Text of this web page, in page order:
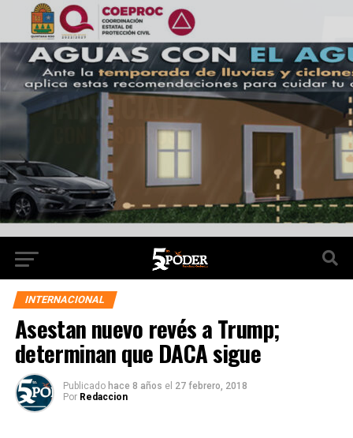
INTERNACIONAL
Asestan nuevo revés a Trump;
determinan que DACA sigue
Publicado hace 8 años el 27 febrero, 2018
Por Redaccion